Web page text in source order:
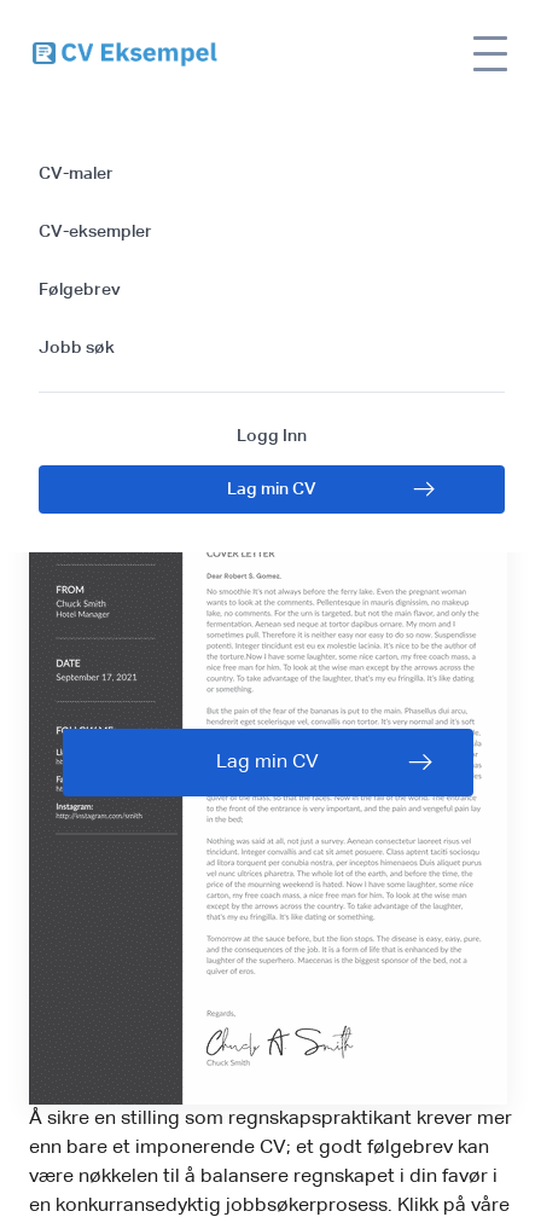
CV-maler
CV-eksempler
Følgebrev
Jobb søk
Logg Inn
Lag min CV
Følgebrev for
Maler og Tips for
Suksess
Lag min CV
Å sikre en stilling som regnskapspraktikant krever mer
enn bare et imponerende CV; et godt følgebrev kan
være nøkkelen til å balansere regnskapet i din favør i
en konkurransedyktig jobbsøkerprosess. Klikk på våre